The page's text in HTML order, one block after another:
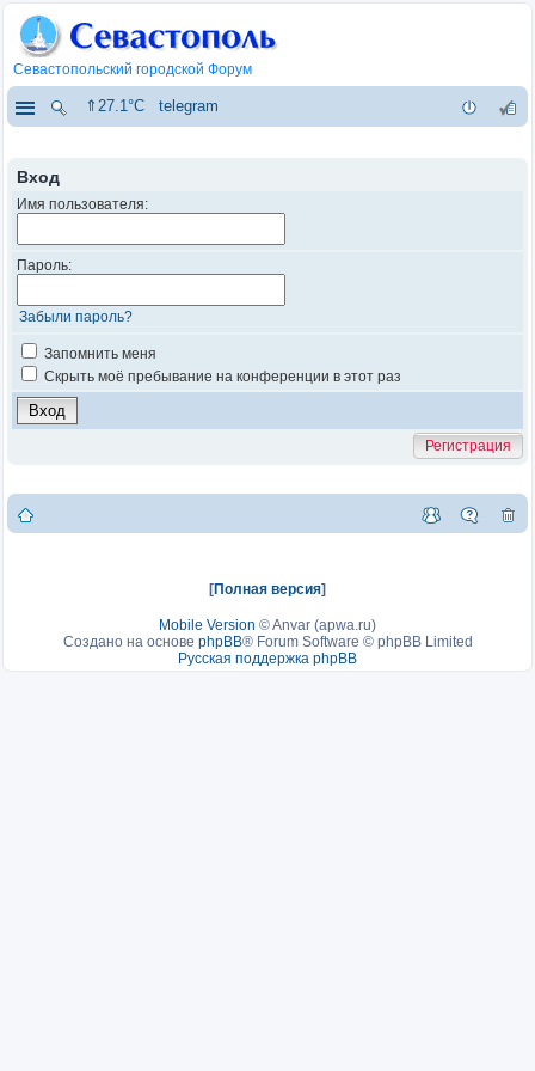
Севастопольский городской Форум
⇑27.1°C telegram
Вход
Имя пользователя:
Пароль:
Забыли пароль?
Запомнить меня
Скрыть моё пребывание на конференции в этот раз
Регистрация
[Полная версия]
Mobile Version ©Anvar (apwa.ru)
Создано на основе phpBB® Forum Software © phpBB Limited
Русская поддержка phpBB